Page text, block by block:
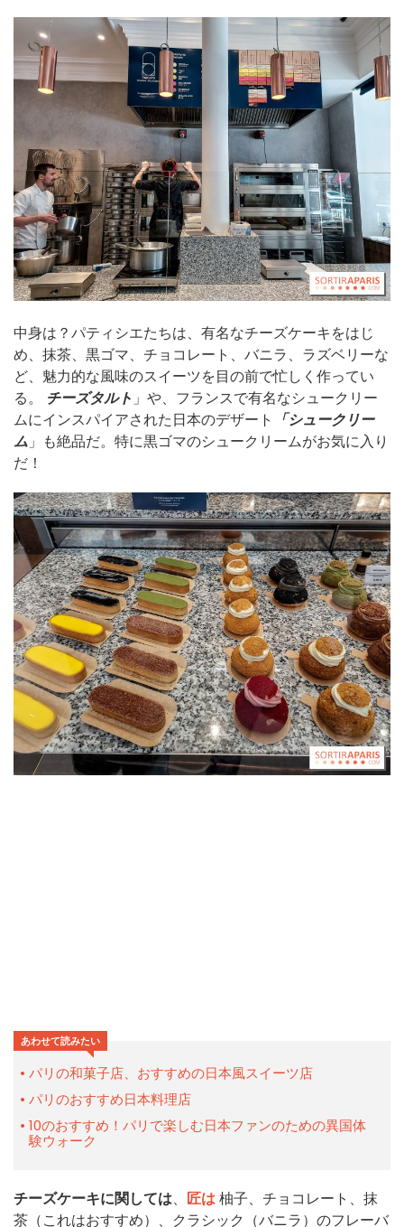
中身は？パティシエたちは、有名なチーズケーキをはじ
め、抹茶、黒ゴマ、チョコレート、バニラ、ラズベリーな
ど、魅力的な風味のスイーツを目の前で忙しく作ってい
る。
チーズタルト 」や、フランスで有名なシュークリー
ムにインスパイアされた日本のデザート
「シュークリー
ム 」も絶品だ。特に黒ゴマのシュークリームがお気に入り
だ！
あわせて読みたい
パリの和菓子店、おすすめの日本風スイーツ店
パリのおすすめ日本料理店
10のおすすめ！パリで楽しむ日本ファンのための異国体
験ウォーク
チーズケーキに関しては、 匠は柚子、チョコレート、抹
茶（これはおすすめ）、クラシック（バニラ）のフレーバ